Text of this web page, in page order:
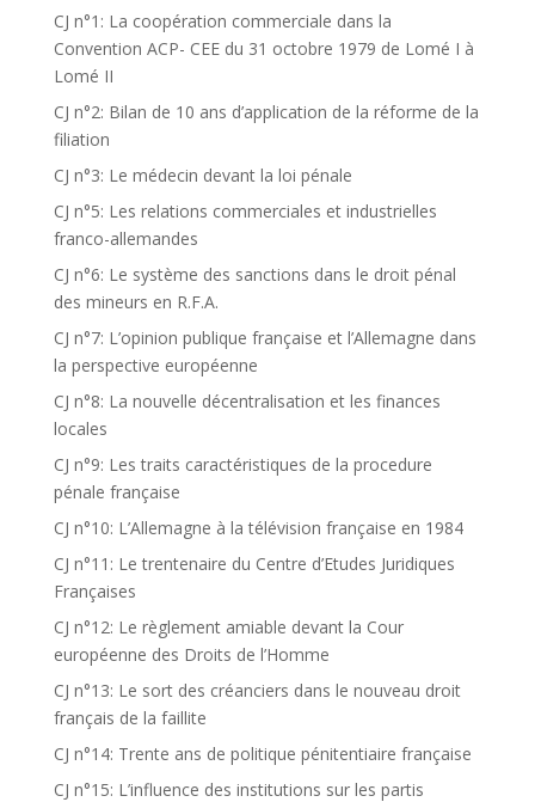
CJ n°1: La coopération commerciale dans la
Convention ACP- CEE du 31 octobre 1979 de Lomé I à
Lomé II
CJ n°2: Bilan de 10 ans d’application de la réforme de la
filiation
CJ n°3: Le médecin devant la loi pénale
CJ n°5: Les relations commerciales et industrielles
franco-allemandes
CJ n°6: Le système des sanctions dans le droit pénal
des mineurs en R.F.A.
CJ n°7: L’opinion publique française et l’Allemagne dans
la perspective européenne
CJ n°8: La nouvelle décentralisation et les finances
locales
CJ n°9: Les traits caractéristiques de la procedure
pénale française
CJ n°10: L’Allemagne à la télévision française en 1984
CJ n°11: Le trentenaire du Centre d’Etudes Juridiques
Françaises
CJ n°12: Le règlement amiable devant la Cour
européenne des Droits de l’Homme
CJ n°13: Le sort des créanciers dans le nouveau droit
français de la faillite
CJ n°14: Trente ans de politique pénitentiaire française
CJ n°15: L’influence des institutions sur les partis